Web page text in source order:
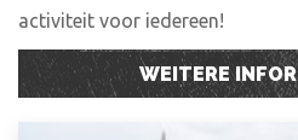
activiteit voor iedereen!
WEITERE